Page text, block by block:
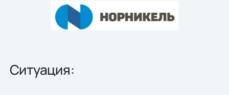
Ситуация: